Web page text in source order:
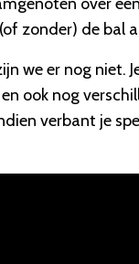
zonder) de
we er nog niet.
ook nog
verbant je